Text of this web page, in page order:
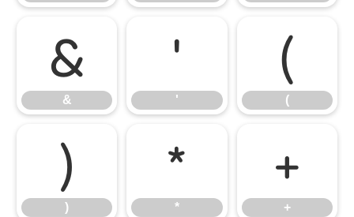
&
&
'
'
(
(
)
)
*
*
+
+